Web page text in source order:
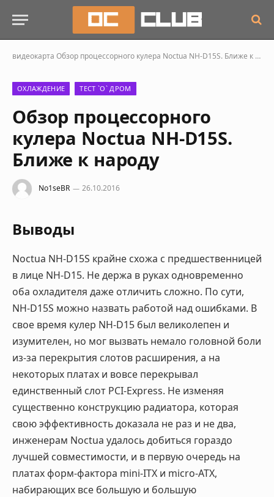
видеокарта Обзор процессорного кулера Noctua NH-D15S. Ближе к народу
ОХЛАЖДЕНИЕ ТЕСТ `О` ДРОМ
Обзор процессорного
кулера Noctua NH-D15S.
Ближе к народу
No1seBR 26.10.2016
Выводы
Noctua NH-D15S крайне схожа с предшественницей
в лице NH-D15. Не держа в руках одновременно
оба охладителя даже отличить сложно. По сути,
NH-D15S можно назвать работой над ошибками. В
свое время кулер NH-D15 был великолепен и
изумителен, но мог вызвать немало головной боли
из-за перекрытия слотов расширения, а на
некоторых платах и вовсе перекрывал
единственный слот PCI-Express. Не изменяя
существенно конструкцию радиатора, которая
свою эффективность доказала не раз и не два,
инженерам Noctua удалось добиться гораздо
лучшей совместимости, и в первую очередь на
платах форм-фактора mini-ITX и micro-ATX,
набирающих все большую и большую